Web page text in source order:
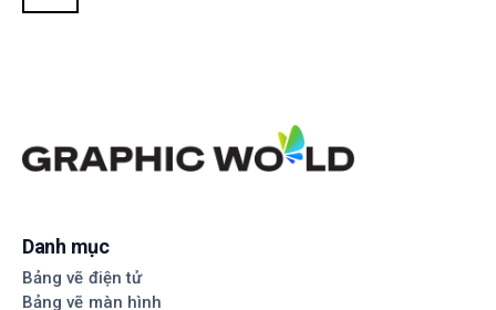
Danh mục
Bảng vẽ điện tử
Bảng vẽ màn hình